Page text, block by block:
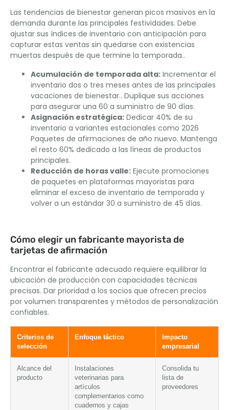
Las tendencias de bienestar generan picos masivos en la
demanda durante las principales festividades. Debe
ajustar sus índices de inventario con anticipación para
capturar estas ventas sin quedarse con existencias
muertas después de que termine la temporada..
Acumulación de temporada alta: Incrementar el
inventario dos o tres meses antes de las principales
vacaciones de bienestar.. Duplique sus acciones
para asegurar una 60 a suministro de 90 días.
Asignación estratégica: Dedicar 40% de su
inventario a variantes estacionales como 2026
Paquetes de afirmaciones de año nuevo. Mantenga
el resto 60% dedicado a las líneas de productos
principales.
Reducción de horas valle: Ejecute promociones
de paquetes en plataformas mayoristas para
eliminar el exceso de inventario de temporada y
volver a un estándar 30 a suministro de 45 días.
Cómo elegir un fabricante mayorista de
tarjetas de afirmación
Encontrar el fabricante adecuado requiere equilibrar la
ubicación de producción con capacidades técnicas
precisas. Dar prioridad a los socios que ofrecen precios
por volumen transparentes y métodos de personalización
confiables.
Criterios de
selección
Enfoque táctico
Impacto
empresarial
Alcance del
producto
Instalaciones
veterinarias para
artículos
complementarios como
cuadernos y cajas
Consolida tu
lista de
proveedores